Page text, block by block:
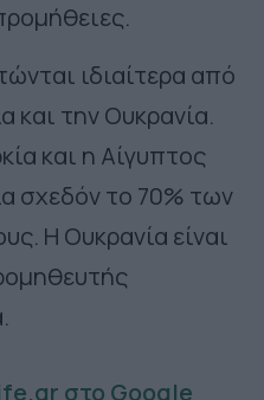
ιδιαίτερα από
και την Ουκρανία.
και η Αίγυπτος
σχεδόν το 70% των
Η Ουκρανία είναι
στο Google